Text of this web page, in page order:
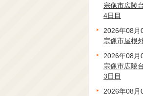
宗像市広陵
4日目
2026年08月
宗像市屋根
2026年08月
宗像市広陵
3日目
2026年08月